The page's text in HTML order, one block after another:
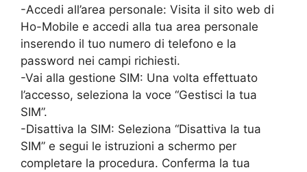
-Accedi all’area personale: Visita il sito web di
Ho-Mobile e accedi alla tua area personale
inserendo il tuo numero di telefono e la
password nei campi richiesti.
-Vai alla gestione SIM: Una volta effettuato
l’accesso, seleziona la voce “Gestisci la tua
SIM”.
-Disattiva la SIM: Seleziona “Disattiva la tua
SIM” e segui le istruzioni a schermo per
completare la procedura. Conferma la tua